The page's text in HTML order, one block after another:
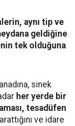
aynı tip ve
geldiğine
tek olduğuna
sinek
her yerde bir
tesadüfen
ve idare